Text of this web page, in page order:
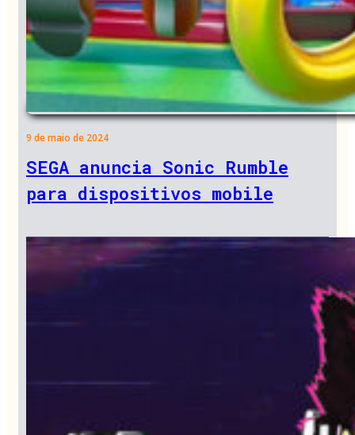
9 de maio de 2024
SEGA anuncia Sonic Rumble
para dispositivos mobile